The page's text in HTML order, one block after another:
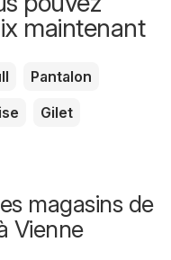
maintenant
Pantalon
Gilet
magasins de
Vienne